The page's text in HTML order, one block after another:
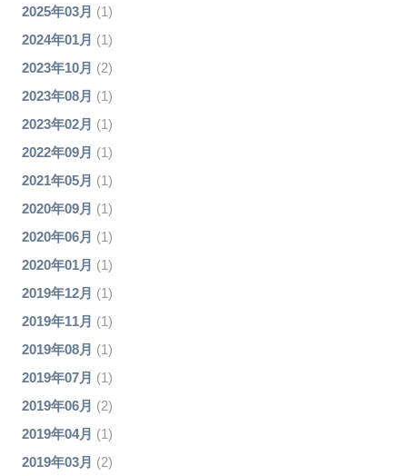
2025年03月 (1)
2024年01月 (1)
2023年10月 (2)
2023年08月 (1)
2023年02月 (1)
2022年09月 (1)
2021年05月 (1)
2020年09月 (1)
2020年06月 (1)
2020年01月 (1)
2019年12月 (1)
2019年11月 (1)
2019年08月 (1)
2019年07月 (1)
2019年06月 (2)
2019年04月 (1)
2019年03月 (2)